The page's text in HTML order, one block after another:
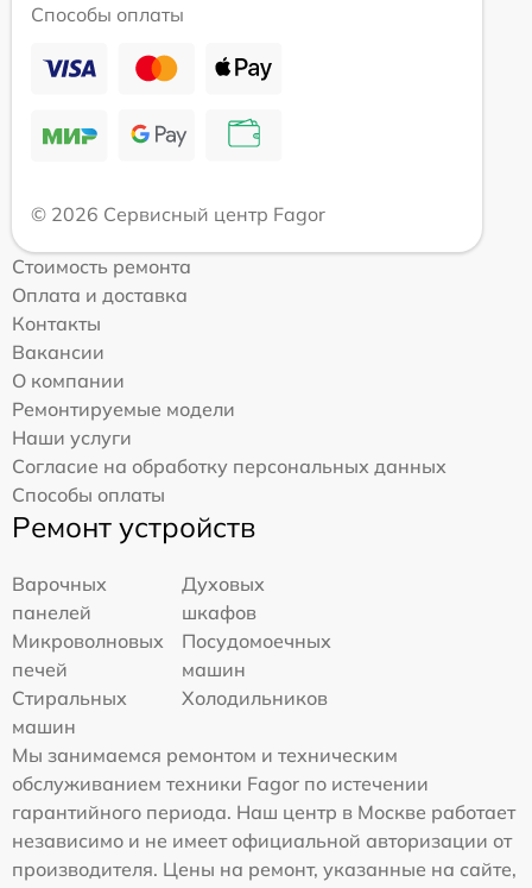
Способы оплаты
© 2026 Сервисный центр Fagor
Стоимость ремонта
Оплата и доставка
Контакты
Вакансии
О компании
Ремонтируемые модели
Наши услуги
Согласие на обработку персональных данных
Способы оплаты
Ремонт устройств
Варочных
панелей
Духовых
шкафов
Микроволновых
печей
Посудомоечных
машин
Стиральных
машин
Холодильников
Мы занимаемся ремонтом и техническим
обслуживанием техники Fagor по истечении
гарантийного периода. Наш центр в Москве работает
независимо и не имеет официальной авторизации от
производителя. Цены на ремонт, указанные на сайте,